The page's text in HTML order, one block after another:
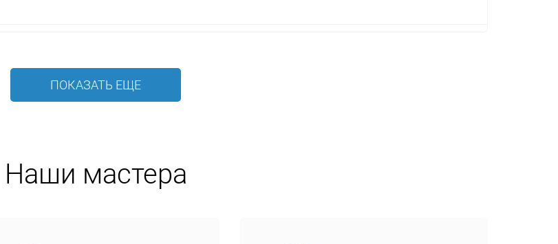
ПОКАЗАТЬ ЕЩЕ
Наши мастера